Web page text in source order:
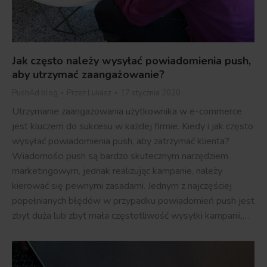
Jak często należy wysyłać powiadomienia push,
aby utrzymać zaangażowanie?
Utrzymanie zaangażowania użytkownika w e-commerce
jest kluczem do sukcesu w każdej firmie. Kiedy i jak często
wysyłać powiadomienia push, aby zatrzymać klienta?
Wiadomości push są bardzo skutecznym narzędziem
marketingowym, jednak realizując kampanie, należy
kierować się pewnymi zasadami. Jednym z najczęściej
popełnianych błędów w przypadku powiadomień push jest
zbyt duża lub zbyt mała częstotliwość wysyłki kampanii,…